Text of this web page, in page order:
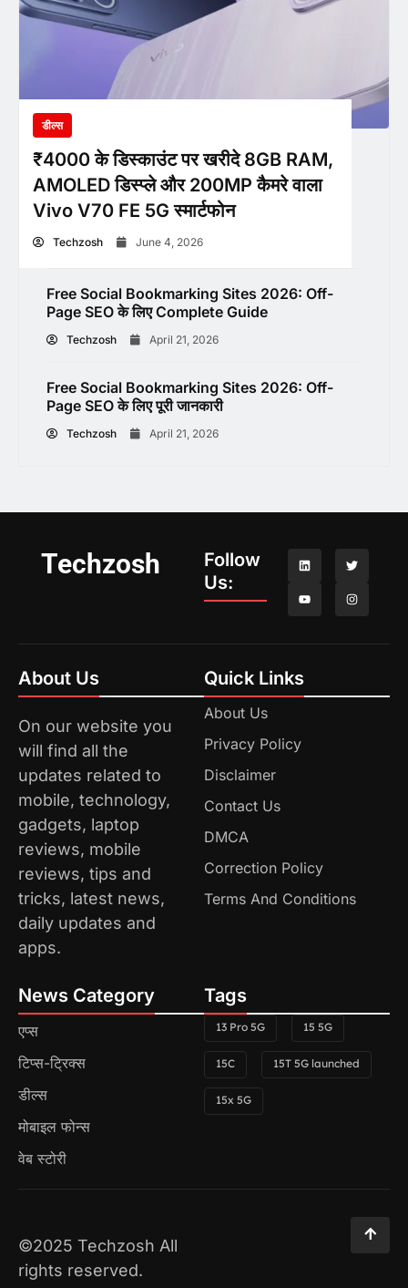
डील्स
₹4000 के डिस्काउंट पर खरीदे 8GB RAM,
AMOLED डिस्प्ले और 200MP कैमरे वाला
Vivo V70 FE 5G स्मार्टफोन
Techzosh June 4, 2026
Free Social Bookmarking Sites 2026: Off-
Page SEO के लिए Complete Guide
Techzosh April 21, 2026
Free Social Bookmarking Sites 2026: Off-
Page SEO के लिए पूरी जानकारी
Techzosh April 21, 2026
Techzosh
Follow
Us:
About Us
On our website you
will find all the
updates related to
mobile, technology,
gadgets, laptop
reviews, mobile
reviews, tips and
tricks, latest news,
daily updates and
apps.
Quick Links
About Us
Privacy Policy
Disclaimer
Contact Us
DMCA
Correction Policy
Terms And Conditions
News Category
एप्स
टिप्स-ट्रिक्स
डील्स
मोबाइल फोन्स
वेब स्टोरी
Tags
13 Pro 5G 15 5G
15C 15T 5G launched
15x 5G
©2025 Techzosh All
rights reserved.